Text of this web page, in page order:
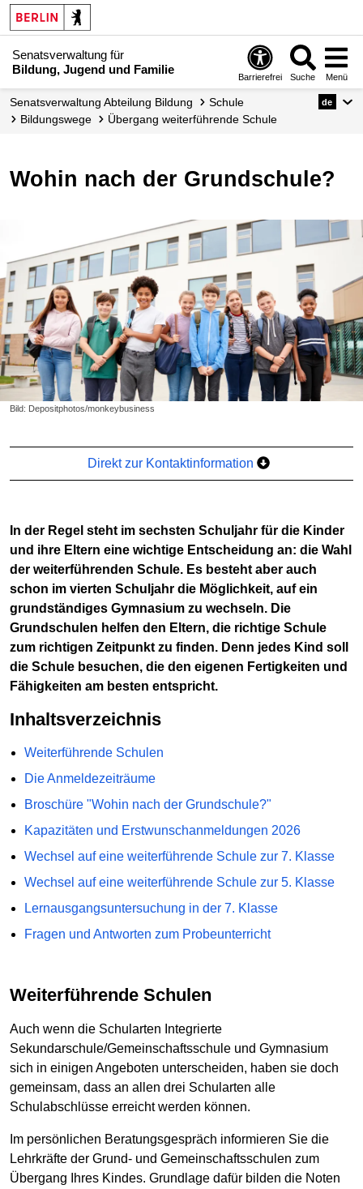
Senatsverwaltung für
Bildung, Jugend und Familie
Barrierefrei Suche Menü
Senats­verwaltung Abteilung Bildung
Schule
Bildungswege
Übergang weiterführende Schule
de
Wohin nach der Grundschule?
Bild: Depositphotos/monkeybusiness
Direkt zur Kontaktinformation
In der Regel steht im sechsten Schuljahr für die Kinder
und ihre Eltern eine wichtige Entscheidung an: die Wahl
der weiterführenden Schule. Es besteht aber auch
schon im vierten Schuljahr die Möglichkeit, auf ein
grundständiges Gymnasium zu wechseln. Die
Grundschulen helfen den Eltern, die richtige Schule
zum richtigen Zeitpunkt zu finden. Denn jedes Kind soll
die Schule besuchen, die den eigenen Fertigkeiten und
Fähigkeiten am besten entspricht.
Inhaltsverzeichnis
Weiterführende Schulen
Die Anmeldezeiträume
Broschüre "Wohin nach der Grundschule?"
Kapazitäten und Erstwunschanmeldungen 2026
Wechsel auf eine weiterführende Schule zur 7. Klasse
Wechsel auf eine weiterführende Schule zur 5. Klasse
Lernausgangsuntersuchung in der 7. Klasse
Fragen und Antworten zum Probeunterricht
Weiterführende Schulen
Auch wenn die Schularten Integrierte
Sekundarschule/Gemeinschaftsschule und Gymnasium
sich in einigen Angeboten unterscheiden, haben sie doch
gemeinsam, dass an allen drei Schularten alle
Schulabschlüsse erreicht werden können.
Im persönlichen Beratungsgespräch informieren Sie die
Lehrkräfte der Grund- und Gemeinschaftsschulen zum
Übergang Ihres Kindes. Grundlage dafür bilden die Noten